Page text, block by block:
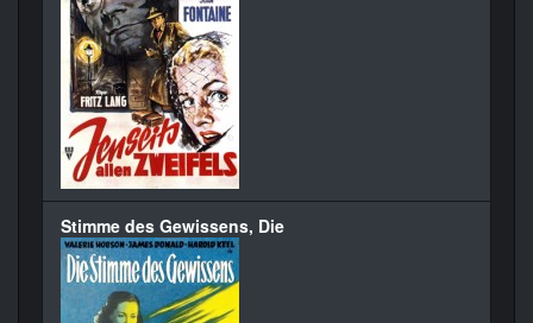
Stimme des Gewissens, Die